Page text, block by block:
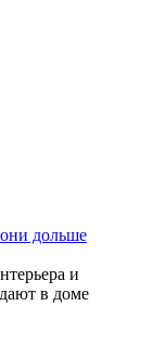
дольше
и
в доме